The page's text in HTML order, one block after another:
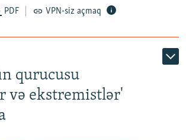
PDF VPN-siz açmaq
qurucusu
və ekstremistlər'